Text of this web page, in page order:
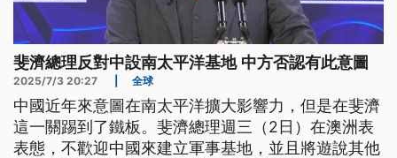
斐濟總理反對中設南太平洋基地 中方否認有此意圖
2025/7/3 20:27 全球
中國近年來意圖在南太平洋擴大影響力，但是在斐濟
這一關踢到了鐵板。斐濟總理週三（2日）在澳洲表
表態，不歡迎中國來建立軍事基地，並且將遊說其他